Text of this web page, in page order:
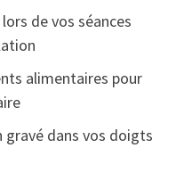
de vos séances
alimentaires pour
gravé dans vos doigts